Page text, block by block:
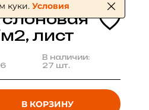
лист
В наличии:
27 шт.
В КОРЗИНУ
куки. Условия